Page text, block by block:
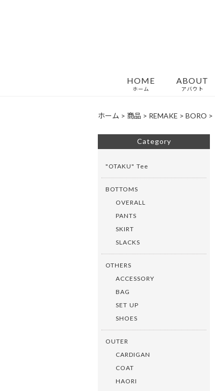
HOME
ホーム
ABOUT
アバウト
ホーム > 商品 > REMAKE > BORO >
Category
"OTAKU" Tee
BOTTOMS
OVERALL
PANTS
SKIRT
SLACKS
OTHERS
ACCESSORY
BAG
SET UP
SHOES
OUTER
CARDIGAN
COAT
HAORI